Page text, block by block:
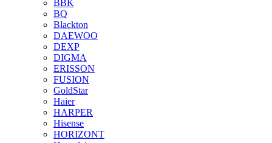
BBK
BQ
Blackton
DAEWOO
DEXP
DIGMA
ERISSON
FUSION
GoldStar
Haier
HARPER
Hisense
HORIZONT